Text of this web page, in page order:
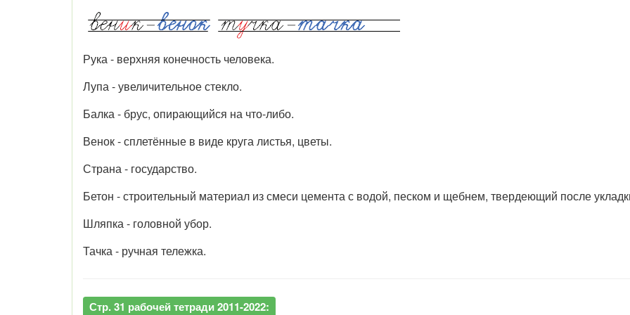
Рука - верхняя конечность человека.
Лупа - увеличительное стекло.
Балка - брус, опирающийся на что-либо.
Венок - сплетённые в виде круга листья, цветы.
Страна - государство.
Бетон - строительный материал из смеси цемента с водой, песком и щебнем, твердеющий после
Шляпка - головной убор.
Тачка - ручная тележка.
Стр. 31 рабочей тетради 2011-2022: